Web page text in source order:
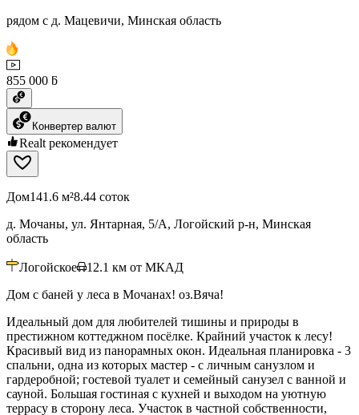
рядом с д. Мацевичи, Минская область
855 000 ƃ
Конвертер валют
Realt рекомендует
Дом141.6 м²8.44 соток
д. Мочаны, ул. Янтарная, 5/А, Логойский р-н, Минская
область
Логойское 12.1 км от МКАД
Дом с баней у леса в Мочанах! оз.Вяча!
Идеальный дом для любителей тишины и природы в
престижном коттеджном посёлке. Крайний участок к лесу!
Красивый вид из панорамных окон. Идеальная планировка - 3
спальни, одна из которых мастер - с личным санузлом и
гардеробной; гостевой туалет и семейный санузел с ванной и
сауной. Большая гостиная с кухней и выходом на уютную
террасу в сторону леса. Участок в частной собственности,